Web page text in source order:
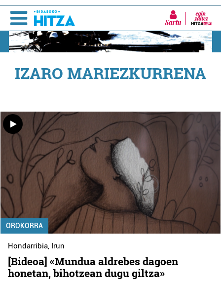
Sartu
IZARO MARIEZKURRENA
OROKORRA
Hondarribia, Irun
[Bideoa] «Mundua aldrebes dagoen
honetan, bihotzean dugu giltza»